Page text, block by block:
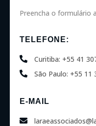
Preencha o formulário
TELEFONE:
Curitiba: +55 41
São Paulo: +55 11
E-MAIL